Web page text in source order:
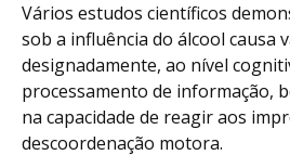
Vários estudos científicos
sob a influência do álcool causa
designadamente, ao nível
processamento de informação,
na capacidade de reagir aos
descoordenação motora.